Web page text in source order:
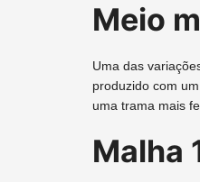
Meio
Uma das
produzido com
uma trama mais
Malha